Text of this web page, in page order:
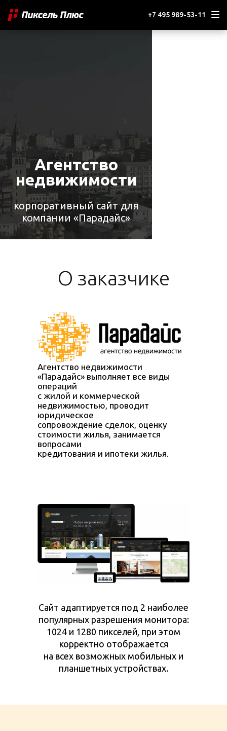
+7 495 989-53-11
Агентство
недвижимости
корпоративный сайт для
компании «Парадайс»
О заказчике
Агентство недвижимости
«Парадайс» выполняет все виды
операций
с жилой и коммерческой
недвижимостью, проводит
юридическое
сопровождение сделок, оценку
стоимости жилья, занимается
вопросами
кредитования и ипотеки жилья.
Сайт адаптируется под 2 наиболее
популярных разрешения монитора:
1024 и 1280 пикселей, при этом
корректно отображается
на всех возможных мобильных и
планшетных устройствах.